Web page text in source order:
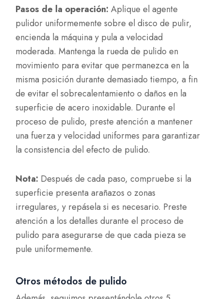
Pasos de la operación: Aplique el agente
pulidor uniformemente sobre el disco de pulir,
encienda la máquina y pula a velocidad
moderada. Mantenga la rueda de pulido en
movimiento para evitar que permanezca en la
misma posición durante demasiado tiempo, a fin
de evitar el sobrecalentamiento o daños en la
superficie de acero inoxidable. Durante el
proceso de pulido, preste atención a mantener
una fuerza y velocidad uniformes para garantizar
la consistencia del efecto de pulido.
Nota: Después de cada paso, compruebe si la
superficie presenta arañazos o zonas
irregulares, y repásela si es necesario. Preste
atención a los detalles durante el proceso de
pulido para asegurarse de que cada pieza se
pule uniformemente.
Otros métodos de pulido